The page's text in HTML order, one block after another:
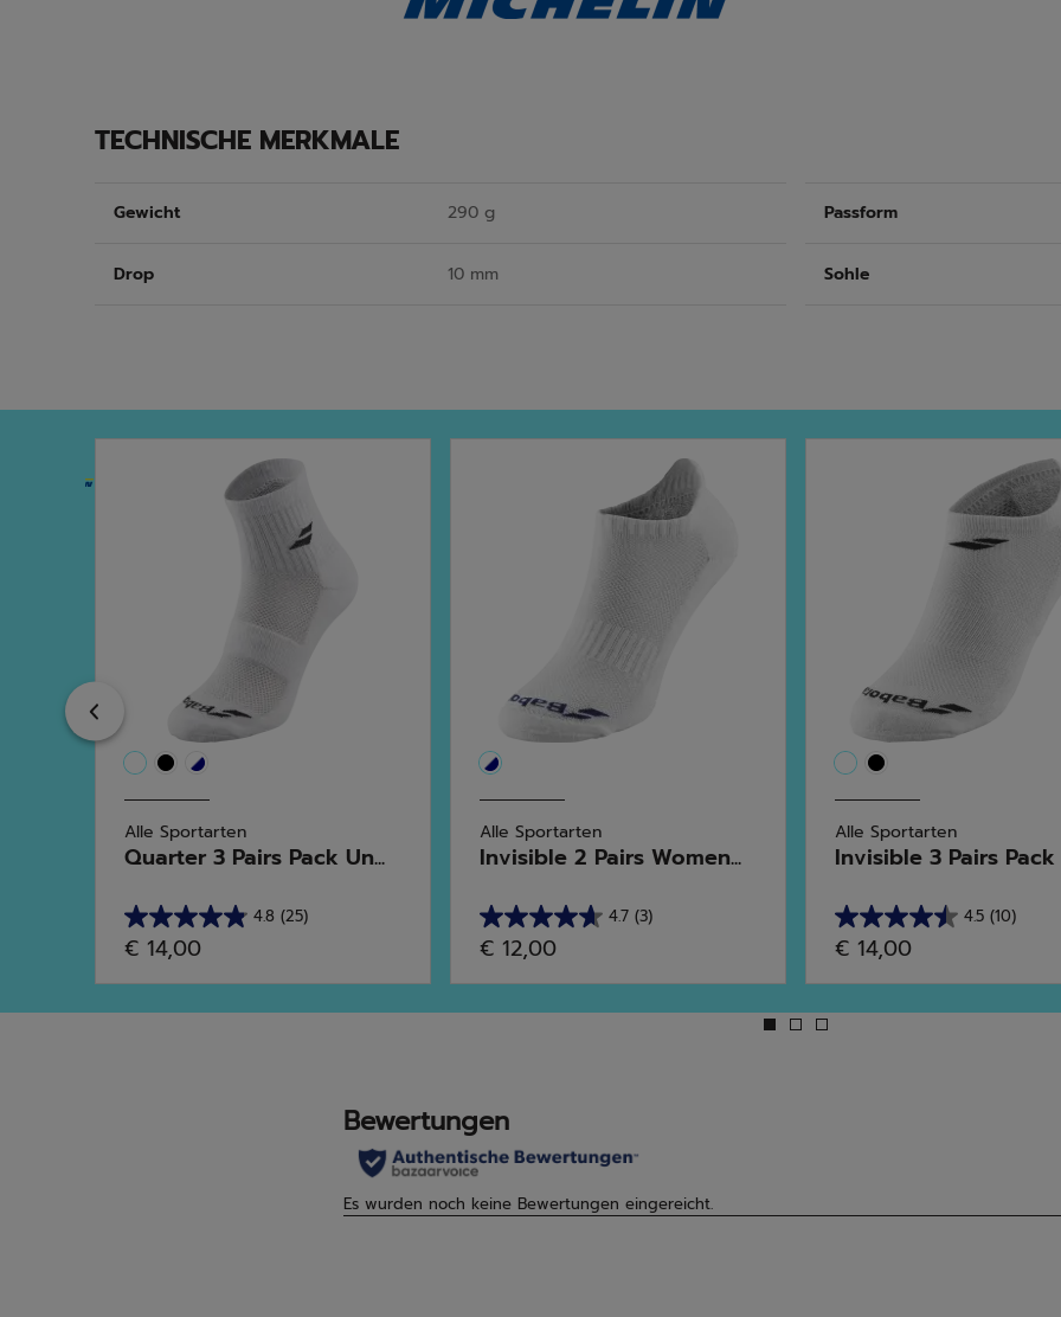
TECHNISCHE MERKMALE
Gewicht 290 g Passform
Drop 10 mm Sohle
Previous
Alle Sportarten
Quarter 3 Pairs Pack Un...
4.8 (25)
4.8
von
5
Sternen.
€ 14,00
Alle Sportarten
Invisible 2 Pairs Women...
4.7 (3)
4.7
von
5
Sternen.
€ 12,00
Alle Sportarten
Invisible 3 Pairs Pack
4.5 (10)
4.5
von
5
Sternen.
€ 14,00